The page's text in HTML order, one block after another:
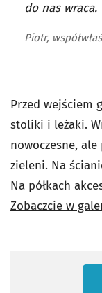
do nas wraca.
Piotr,
Przed wejściem
stoliki i leżaki.
nowoczesne,
zieleni. Na
Na półkach
Zobaczcie w